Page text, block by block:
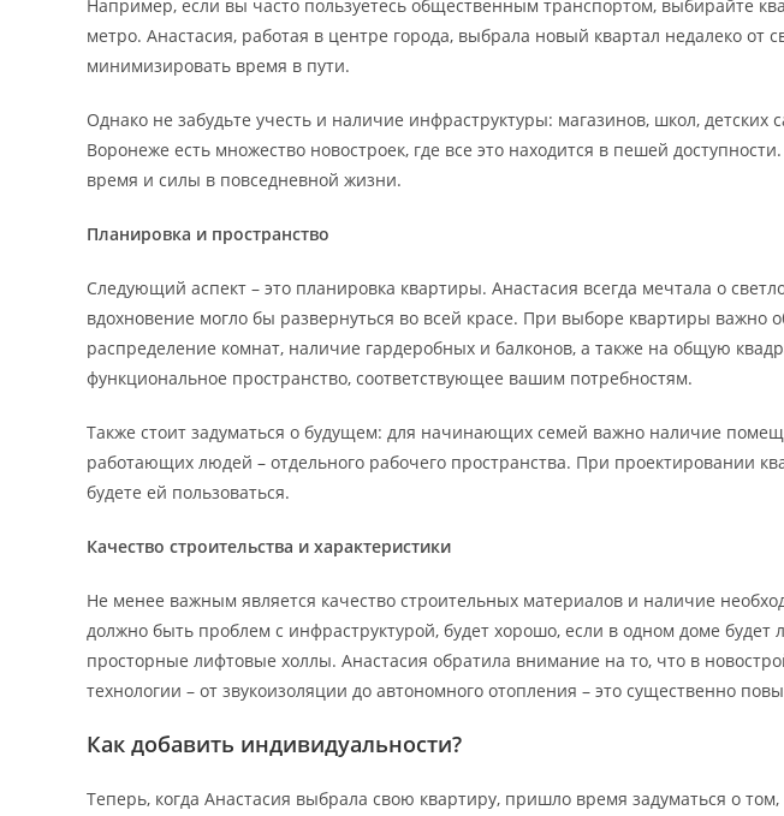
Например, если вы часто пользуетесь общественным транспортом, выбирайте
метро. Анастасия, работая в центре города, выбрала новый квартал недалеко от
минимизировать время в пути.
Однако не забудьте учесть и наличие инфраструктуры: магазинов, школ,
Воронеже есть множество новостроек, где все это находится в пешей
время и силы в повседневной жизни.
Планировка и пространство
Следующий аспект – это планировка квартиры. Анастасия всегда мечтала о
вдохновение могло бы развернуться во всей красе. При выборе квартиры важно
распределение комнат, наличие гардеробных и балконов, а также на общую
функциональное пространство, соответствующее вашим потребностям.
Также стоит задуматься о будущем: для начинающих семей важно наличие
работающих людей – отдельного рабочего пространства. При проектировании
будете ей пользоваться.
Качество строительства и характеристики
Не менее важным является качество строительных материалов и наличие
должно быть проблем с инфраструктурой, будет хорошо, если в одном доме будет
просторные лифтовые холлы. Анастасия обратила внимание на то, что в
технологии – от звукоизоляции до автономного отопления – это существенно
Как добавить индивидуальности?
Теперь, когда Анастасия выбрала свою квартиру, пришло время задуматься о том,